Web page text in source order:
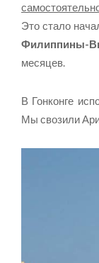
Это стало
Филиппины-
месяцев.
В Гонконге
Мы свозили